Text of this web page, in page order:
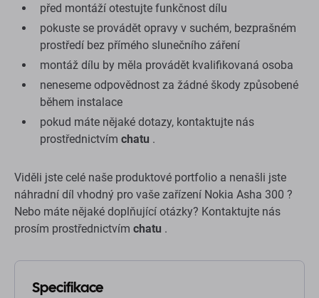
před montáží otestujte funkčnost dílu
pokuste se provádět opravy v suchém, bezprašném
prostředí bez přímého slunečního záření
montáž dílu by měla provádět kvalifikovaná osoba
neneseme odpovědnost za žádné škody způsobené
během instalace
pokud máte nějaké dotazy, kontaktujte nás
prostřednictvím chatu .
Viděli jste celé naše produktové portfolio a nenašli jste
náhradní díl vhodný pro vaše zařízení Nokia Asha 300 ?
Nebo máte nějaké doplňující otázky? Kontaktujte nás
prosím prostřednictvím chatu .
Specifikace